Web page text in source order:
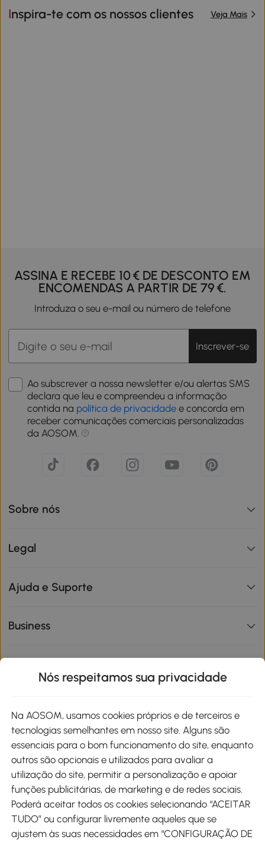
Inspira-te com os nossos clientes Veja Mais
ASSINA E RECEBE 10 € DE DESCONTO EM
ENCOMENDAS A PARTIR DE 79 €.
Introduza o seu e-mail ou número de telefone
Inscrever-se
Ao subscrever a nossa newsletter e/ou alertas SMS
declara que leu e compreendeu a informação
contida na política de privacidade e concorda em
receber comunicações comerciais personalizadas
da AOSOM.
Sobre nós
Legal
Ajuda e Suporte
Business
Métodos de pagamento
Envio
Nós respeitamos sua privacidade
Na AOSOM, usamos cookies próprios e de terceiros e
tecnologias semelhantes em nosso site. Alguns são
essenciais para o bom funcionamento do site, enquanto
outros são opcionais e utilizados para avaliar a
utilização do site, permitir a personalização e apoiar
funções publicitárias, de marketing e de redes sociais.
Poderá aceitar todos os cookies selecionando “ACEITAR
TUDO” ou configurar livremente aqueles que se
ajustem às suas necessidades em “CONFIGURAÇÃO DE